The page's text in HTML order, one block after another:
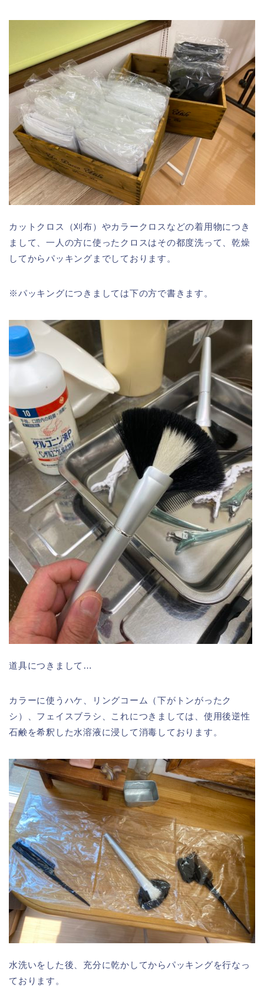
カットクロス（刈布）やカラークロスなどの着用物につき
まして、一人の方に使ったクロスはその都度洗って、乾燥
してからパッキングまでしております。
※パッキングにつきましては下の方で書きます。
道具につきまして…
カラーに使うハケ、リングコーム（下がトンがったク
シ）、フェイスブラシ、これにつきましては、使用後逆性
石鹸を希釈した水溶液に浸して消毒しております。
水洗いをした後、充分に乾かしてからパッキングを行なっ
ております。